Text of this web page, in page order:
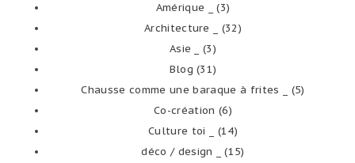
Amérique _
(3)
Architecture _
(32)
Asie _
(3)
Blog (31)
Chausse comme une baraque à frites _
(5)
Co-création (6)
Culture toi _
(14)
déco / design _
(15)